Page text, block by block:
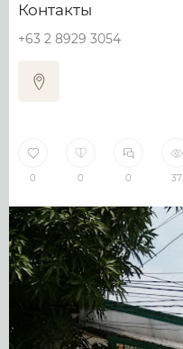
Контакты
+63 2 8929 3054
0 0 0 37